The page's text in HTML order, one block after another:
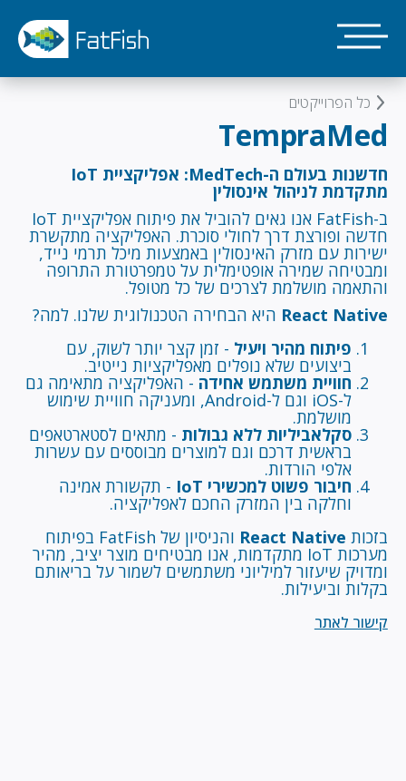
לתוכן
העיקרי
כל הפרוייקטים
TempraMed
חדשנות בעולם ה-MedTech: אפליקציית IoT
מתקדמת לניהול אינסולין
ב-FatFish אנו גאים להוביל את פיתוח אפליקציית IoT
חדשה ופורצת דרך לחולי סוכרת. האפליקציה מתקשרת
ישירות עם מזרק האינסולין באמצעות מיכל תרמי נייד,
ומבטיחה שמירה אופטימלית על טמפרטורת התרופה
והתאמה מושלמת לצרכים של כל מטופל.
React Native היא הבחירה הטכנולוגית שלנו. למה?
פיתוח מהיר ויעיל - זמן קצר יותר לשוק, עם
ביצועים שלא נופלים מאפליקציות נייטיב.
חוויית משתמש אחידה - האפליקציה מתאימה גם
ל-iOS וגם ל-Android, ומעניקה חוויית שימוש
מושלמת.
סקלאביליות ללא גבולות - מתאים לסטארטאפים
בראשית דרכם וגם למוצרים מבוססים עם עשרות
אלפי הורדות.
חיבור פשוט למכשירי IoT - תקשורת אמינה
וחלקה בין המזרק החכם לאפליקציה.
בזכות React Native והניסיון של FatFish בפיתוח
מערכות IoT מתקדמות, אנו מבטיחים מוצר יציב, מהיר
ומדויק שיעזור למיליוני משתמשים לשמור על בריאותם
בקלות וביעילות.
קישור לאתר